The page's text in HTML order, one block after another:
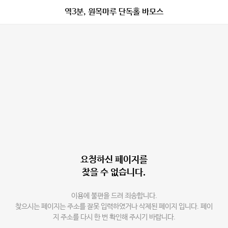
역3분, 원목마루 단독홀 바모스
요청하신 페이지를
찾을 수 없습니다.
이용에 불편을 드려 죄송합니다.
찾으시는 페이지는 주소를 잘못 입력하였거나 삭제된 페이지 입니다. 페이
지 주소를 다시 한 번 확인해 주시기 바랍니다.